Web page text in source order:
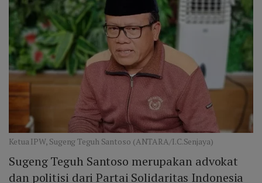
Ketua IPW, Sugeng Teguh Santoso (ANTARA/I.C.Senjaya)
Sugeng Teguh Santoso merupakan advokat
dan politisi dari Partai Solidaritas Indonesia